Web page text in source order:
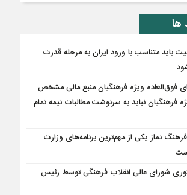
ها
باید متناسب با ورود ایران به مرحله قدرت
فوق‌العاده ویژه فرهنگیان منبع مالی مشخص
فرهنگیان نباید به سرنوشت مطالبات نیمه‌ تمام
نماز یکی از مهم‌ترین برنامه‌های وزارت
شورای عالی انقلاب فرهنگی توسط رئیس